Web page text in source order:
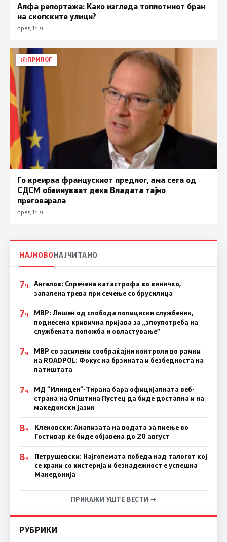
Алфа репортажа: Како изгледа топлотниот бран
на скопските улици?
пред 14 ч.
ПРИЛОГ
Го креираа францускиот предлог, ама сега од
СДСМ обвинуваат дека Владата тајно
преговарала
пред 14 ч.
НАЈНОВОНАЈЧИТАНО
7Ч
Ангелов: Спречена катастрофа во виничко,
запалена трева при сечење со брусилица
7Ч
МВР: Лишен од слобода полициски службеник,
поднесена кривична пријава за „злоупотреба на
службената положба и овластување”
7Ч
МВР со засилени сообраќајни контроли во рамки
на ROADPOL: Фокус на брзината и безбедноста на
патиштата
7Ч
МД “Илинден“-Тирана бара официјалната веб-
страна на Општина Пустец да биде достапна и на
македонски јазик
8Ч
Клековски: Анализата на водата за пиење во
Гостивар ќе биде објавена до 20 август
8Ч
Петрушевски: Најголемата победа над талогот кој
се храни со хистерија и безнадежност е успешна
Македонија
ПРИКАЖИ УШТЕ ВЕСТИ →
РУБРИКИ